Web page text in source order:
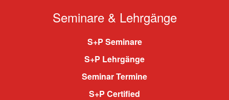
Seminare & Lehrgänge
S+P Seminare
S+P Lehrgänge
Seminar Termine
S+P Certified